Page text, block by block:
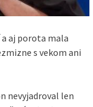
aj porota mala
s vekom ani
nevyjadroval len